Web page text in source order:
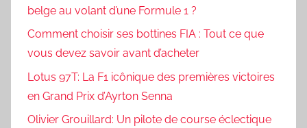
belge au volant d’une Formule 1 ?
Comment choisir ses bottines FIA : Tout ce que
vous devez savoir avant d’acheter
Lotus 97T: La F1 icônique des premières victoires
en Grand Prix d’Ayrton Senna
Olivier Grouillard: Un pilote de course éclectique